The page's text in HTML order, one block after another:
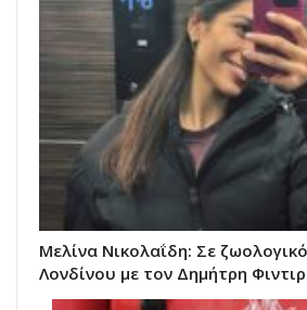
Μελίνα Νικολαΐδη: Σε
Λονδίνου με τον Δημήτρη